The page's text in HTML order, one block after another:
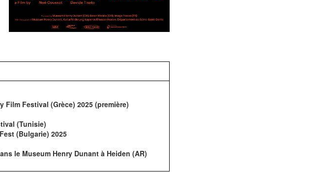
Festival (Grèce) 2025 (première)
(Tunisie)
(Bulgarie) 2025
le Museum Henry Dunant à Heiden (AR)